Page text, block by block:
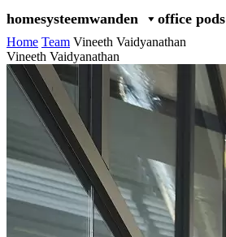
homesysteemwanden office pods
Home Team Vineeth Vaidyanathan
Vineeth Vaidyanathan